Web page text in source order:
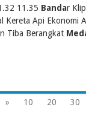
11.35 Bandar
Kereta Api Ekonomi
Tiba Berangkat
» 10 20 30